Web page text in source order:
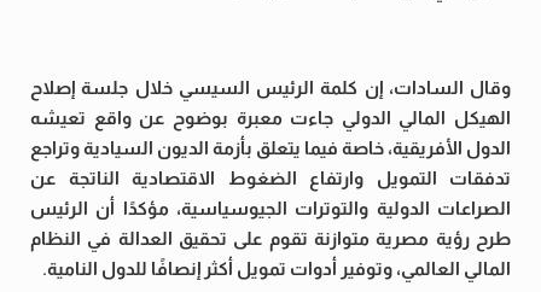
وقال السادات، إن كلمة الرئيس السيسي خلال جلسة إصلاح
الهيكل المالي الدولي جاءت معبرة بوضوح عن واقع تعيشه
الدول الأفريقية، خاصة فيما يتعلق بأزمة الديون السيادية وتراجع
تدفقات التمويل وارتفاع الضغوط الاقتصادية الناتجة عن
الصراعات الدولية والتوترات الجيوسياسية، مؤكدًا أن الرئيس
طرح رؤية مصرية متوازنة تقوم على تحقيق العدالة في النظام
المالي العالمي، وتوفير أدوات تمويل أكثر إنصافًا للدول النامية.